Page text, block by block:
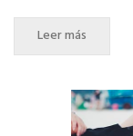
Leer más